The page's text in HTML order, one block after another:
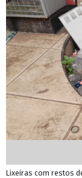
Lixeiras com restos